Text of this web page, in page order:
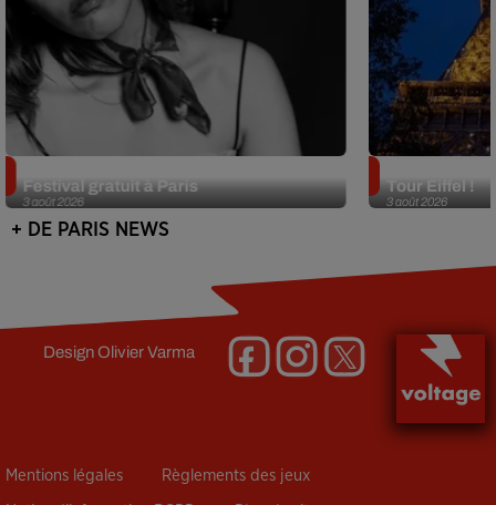
3 août 2026
Festival gratuit à Paris
3 août 2026
Tour Eiffel !
+ DE PARIS NEWS
DesignOlivier Varma
Mentions légales Règlements des jeux